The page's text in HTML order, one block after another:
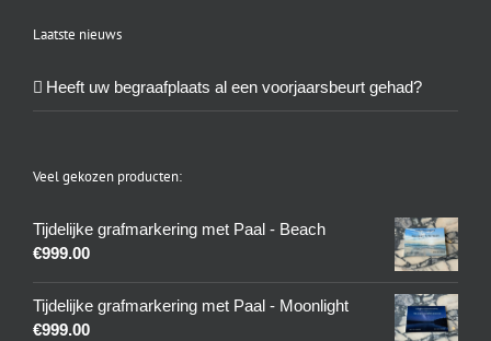
Laatste nieuws
Heeft uw begraafplaats al een voorjaarsbeurt gehad?
Veel gekozen producten:
Tijdelijke grafmarkering met Paal - Beach
€999.00
Tijdelijke grafmarkering met Paal - Moonlight
€999.00